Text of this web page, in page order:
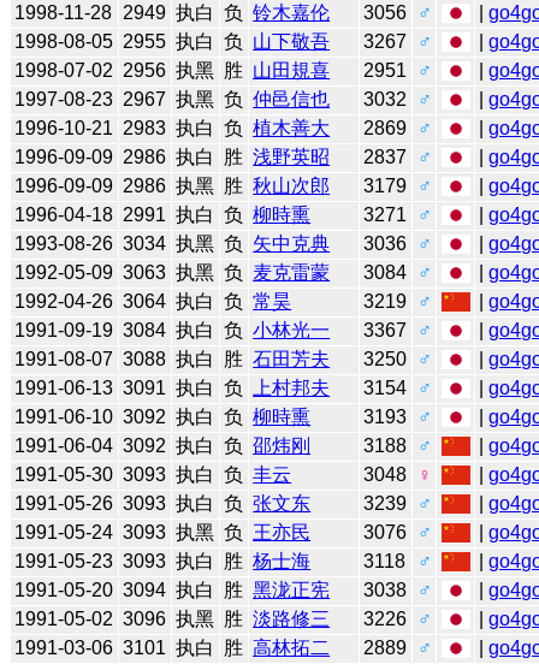
1998-11-28 2949 执白 负 铃木嘉伦 3056 ♂ |
1998-08-05 2955 执白 负 山下敬吾 3267 ♂ |
1998-07-02 2956 执黑 胜 山田規喜 2951 ♂ |
1997-08-23 2967 执黑 负 仲邑信也 3032 ♂ |
1996-10-21 2983 执白 负 植木善大 2869 ♂ |
1996-09-09 2986 执白 胜 浅野英昭 2837 ♂ |
1996-09-09 2986 执黑 胜 秋山次郎 3179 ♂ |
1996-04-18 2991 执白 负 柳時熏 3271 ♂ |
1993-08-26 3034 执黑 负 矢中克典 3036 ♂ |
1992-05-09 3063 执黑 负 麦克雷蒙 3084 ♂ |
1992-04-26 3064 执白 负 常昊 3219 ♂ |
1991-09-19 3084 执白 负 小林光一 3367 ♂ |
1991-08-07 3088 执白 胜 石田芳夫 3250 ♂ |
1991-06-13 3091 执白 负 上村邦夫 3154 ♂ |
1991-06-10 3092 执白 负 柳時熏 3193 ♂ |
1991-06-04 3092 执白 负 邵炜刚 3188 ♂ |
1991-05-30 3093 执白 负 丰云 3048 ♀ |
1991-05-26 3093 执白 负 张文东 3239 ♂ |
1991-05-24 3093 执黑 负 王亦民 3076 ♂ |
1991-05-23 3093 执白 胜 杨士海 3118 ♂ |
1991-05-20 3094 执白 胜 黑泷正宪 3038 ♂ |
1991-05-02 3096 执黑 胜 淡路修三 3226 ♂ |
1991-03-06 3101 执白 胜 高林拓二 2889 ♂ |